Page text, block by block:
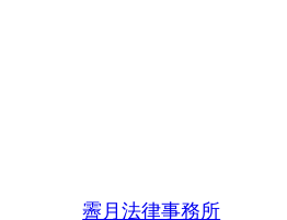
霽月法律事務所